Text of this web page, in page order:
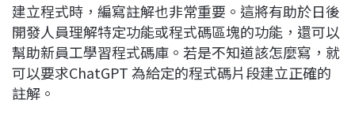
建立程式時，編寫註解也非常重要。這將有助於日後
開發人員理解特定功能或程式碼區塊的功能，還可以
幫助新員工學習程式碼庫。若是不知道該怎麼寫，就
可以要求ChatGPT 為給定的程式碼片段建立正確的
註解。